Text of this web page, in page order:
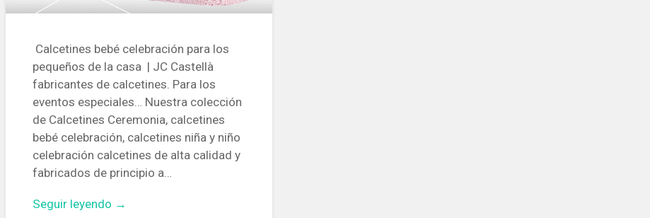
Calcetines bebé celebración para los
pequeños de la casa | JC Castellà
fabricantes de calcetines. Para los
eventos especiales… Nuestra colección
de Calcetines Ceremonia, calcetines
bebé celebración, calcetines niña y niño
celebración calcetines de alta calidad y
fabricados de principio a…
Seguir leyendo →